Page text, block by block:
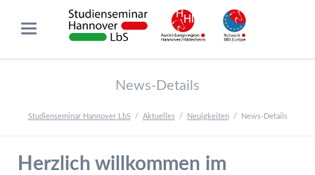
News-Details
Studienseminar Hannover LbS Aktuelles Neuigkeiten News-Details
Herzlich willkommen im